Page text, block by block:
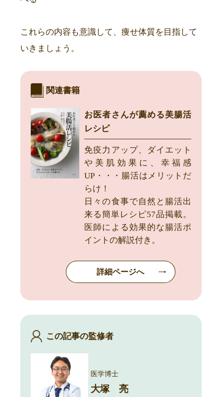
これらの内容も意識して、痩せ体質を目指して
いきましょう。
関連書籍
お医者さんが薦める美腸活
レシピ
免疫力アップ、ダイエット
や美肌効果に、幸福感
UP・・・腸活はメリットだ
らけ！
日々の食事で自然と腸活出
来る簡単レシピ57品掲載。
医師による効果的な腸活ポ
イントの解説付き。
詳細ページへ
この記事の監修者
医学博士
大塚 亮